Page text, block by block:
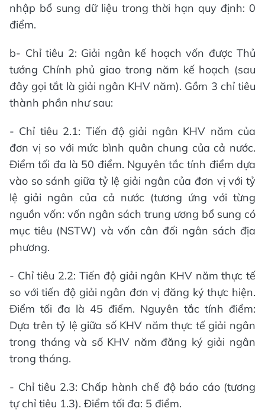
nhập bổ sung dữ liệu trong thời hạn quy định: 0
điểm.
b- Chỉ tiêu 2: Giải ngân kế hoạch vốn được Thủ
tướng Chính phủ giao trong năm kế hoạch (sau
đây gọi tắt là giải ngân KHV năm). Gồm 3 chỉ tiêu
thành phần như sau:
- Chỉ tiêu 2.1: Tiến độ giải ngân KHV năm của
đơn vị so với mức bình quân chung của cả nước.
Điểm tối đa là 50 điểm. Nguyên tắc tính điểm dựa
vào so sánh giữa tỷ lệ giải ngân của đơn vị với tỷ
lệ giải ngân của cả nước (tương ứng với từng
nguồn vốn: vốn ngân sách trung ương bổ sung có
mục tiêu (NSTW) và vốn cân đối ngân sách địa
phương.
- Chỉ tiêu 2.2: Tiến độ giải ngân KHV năm thực tế
so với tiến độ giải ngân đơn vị đăng ký thực hiện.
Điểm tối đa là 45 điểm. Nguyên tắc tính điểm:
Dựa trên tỷ lệ giữa số KHV năm thực tế giải ngân
trong tháng và số KHV năm đăng ký giải ngân
trong tháng.
- Chỉ tiêu 2.3: Chấp hành chế độ báo cáo (tương
tự chỉ tiêu 1.3). Điểm tối đa: 5 điểm.